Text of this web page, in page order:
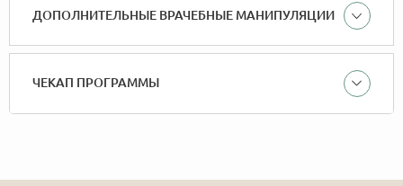
ДОПОЛНИТЕЛЬНЫЕ ВРАЧЕБНЫЕ МАНИПУЛЯЦИИ
ЧЕКАП ПРОГРАММЫ